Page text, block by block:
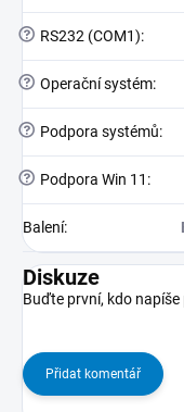
? RS232 (COM1):
? Operační systém:
? Podpora systémů:
? Podpora Win 11 :
Balení:
Diskuze
Buďte první, kdo
Přidat komentář